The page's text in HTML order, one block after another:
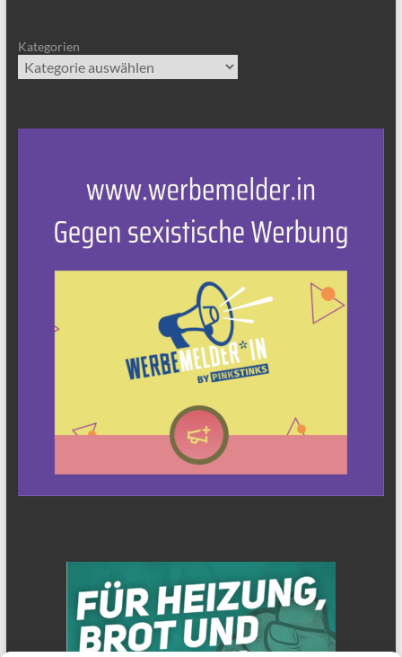
Kategorien